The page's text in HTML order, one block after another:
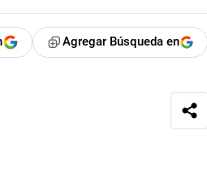
Agregar Búsqueda en